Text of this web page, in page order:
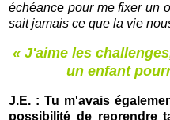
échéance pour me fixer un
sait jamais ce que la vie
« J'aime les
un enfant
J.E. : Tu m'avais
possibilité de reprendre